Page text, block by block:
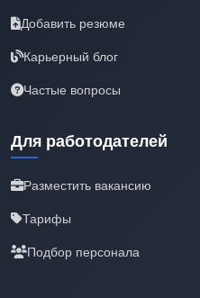
Добавить резюме
Карьерный блог
Частые вопросы
Для работодателей
Разместить вакансию
Тарифы
Подбор персонала